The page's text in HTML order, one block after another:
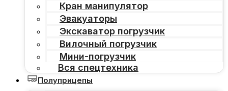
Кран манипулятор
Эвакуаторы
Экскаватор погрузчик
Вилочный погрузчик
Мини-погрузчик
Вся спецтехника
Полуприцепы